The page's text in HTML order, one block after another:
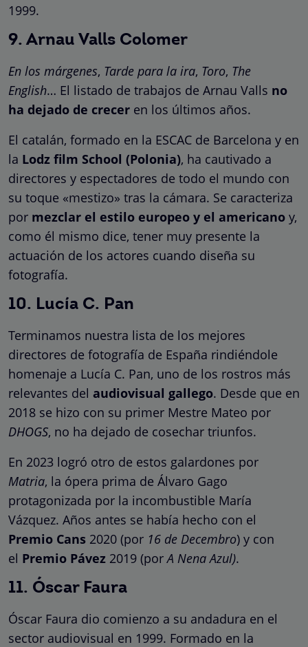
1999.
9. Arnau Valls Colomer
En los márgenes, Tarde para la ira, Toro, The
English… El listado de trabajos de Arnau Valls no
ha dejado de crecer en los últimos años.
El catalán, formado en la ESCAC de Barcelona y en
la Lodz film School (Polonia), ha cautivado a
directores y espectadores de todo el mundo con
su toque «mestizo» tras la cámara. Se caracteriza
por mezclar el estilo europeo y el americano y,
como él mismo dice, tener muy presente la
actuación de los actores cuando diseña su
fotografía.
10. Lucía C. Pan
Terminamos nuestra lista de los mejores
directores de fotografía de España rindiéndole
homenaje a Lucía C. Pan, uno de los rostros más
relevantes del audiovisual gallego. Desde que en
2018 se hizo con su primer Mestre Mateo por
DHOGS, no ha dejado de cosechar triunfos.
En 2023 logró otro de estos galardones por
Matria, la ópera prima de Álvaro Gago
protagonizada por la incombustible María
Vázquez. Años antes se había hecho con el
Premio Cans 2020 (por 16 de Decembro) y con
el Premio Pávez 2019 (porA Nena Azul).
11. Óscar Faura
Óscar Faura dio comienzo a su andadura en el
sector audiovisual en 1999. Formado en la